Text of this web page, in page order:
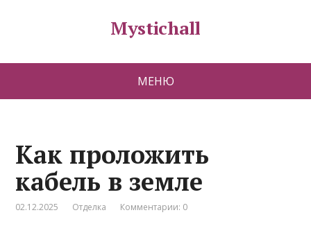
Mystichall
МЕНЮ
Как проложить
кабель в земле
02.12.2025 Отделка Комментарии: 0